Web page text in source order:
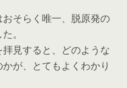
そらく唯一、脱原発の
。
拝見すると、どのような
が、とてもよくわかり